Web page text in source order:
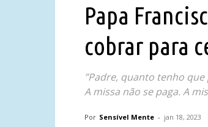
Papa
cobrar para
”Padre, quanto tenho
A missa não se paga. A
Por Sensível Mente - jan 18, 2023